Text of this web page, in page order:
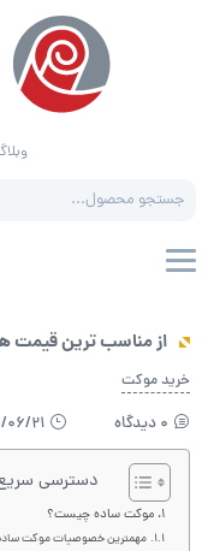
search
از مناسب ترین قیمت
خرید موکت
0 دیدگاه 06/21
دسترسی
موکت ساده چیست؟
مهمترین خصوصیات موکت